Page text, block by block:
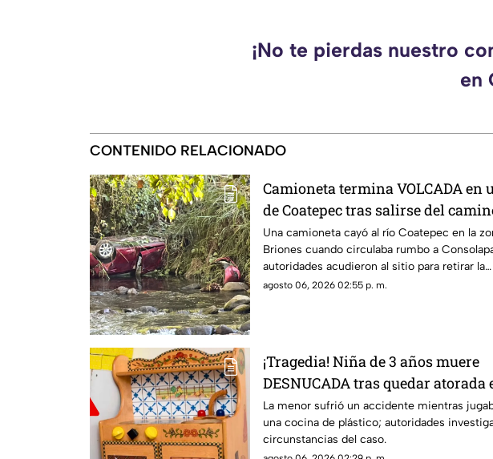
¡No te pierdas nuestro
en
CONTENIDO RELACIONADO
Camioneta termina VOLCADA en
de Coatepec tras salirse del
Una camioneta cayó al río Coatepec en la
Briones cuando circulaba rumbo a
autoridades acudieron al sitio para retirar la
camioneta dañada.
agosto 06, 2026 02:55 p. m.
¡Tragedia! Niña de 3 años muere
DESNUCADA tras quedar atorada
una cocina de juguete
La menor sufrió un accidente mientras
una cocina de plástico; autoridades
circunstancias del caso.